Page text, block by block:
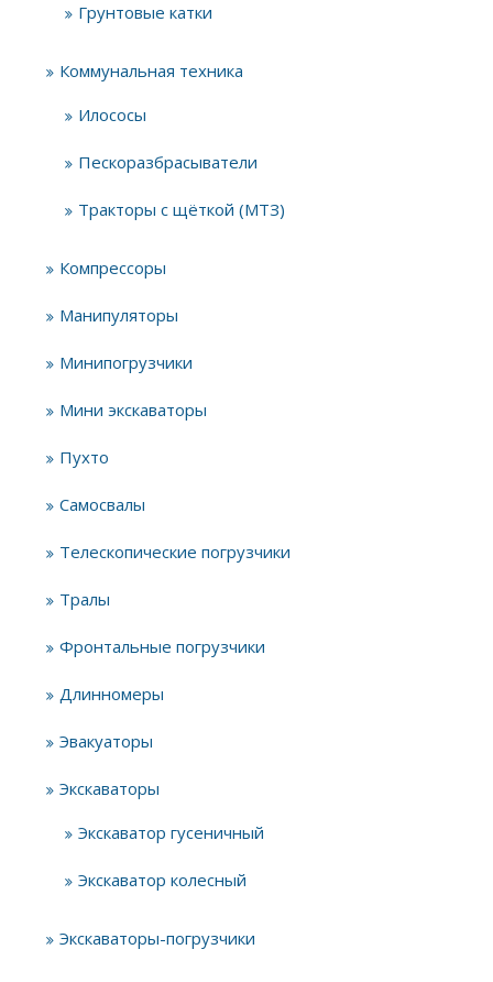
Грунтовые катки
Коммунальная техника
Илососы
Пескоразбрасыватели
Тракторы с щёткой (МТЗ)
Компрессоры
Манипуляторы
Минипогрузчики
Мини экскаваторы
Пухто
Самосвалы
Телескопические погрузчики
Тралы
Фронтальные погрузчики
Длинномеры
Эвакуаторы
Экскаваторы
Экскаватор гусеничный
Экскаватор колесный
Экскаваторы-погрузчики